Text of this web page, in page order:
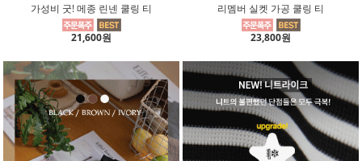
가성비 굿! 메종 린넨 쿨링 티
21,600원
리멤버 실켓 가공 쿨링 티
23,800원